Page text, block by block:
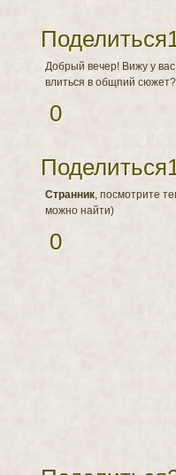
Поделиться
Добрый вечер! Вижу у
влиться в общпий сюжет?
0
Поделиться
Странник, посмотрите
можно найти)
0